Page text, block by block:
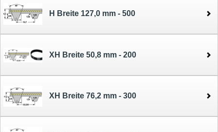
H Breite 127,0 mm - 500
XH Breite 50,8 mm - 200
XH Breite 76,2 mm - 300